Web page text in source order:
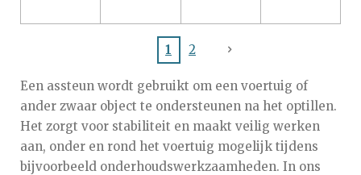
1 2
Een assteun wordt gebruikt om een voertuig of
ander zwaar object te ondersteunen na het optillen.
Het zorgt voor stabiliteit en maakt veilig werken
aan, onder en rond het voertuig mogelijk tijdens
bijvoorbeeld onderhoudswerkzaamheden. In ons